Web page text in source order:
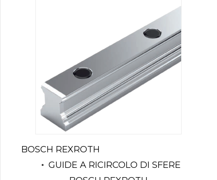
BOSCH REXROTH
GUIDE A RICIRCOLO DI SFERE